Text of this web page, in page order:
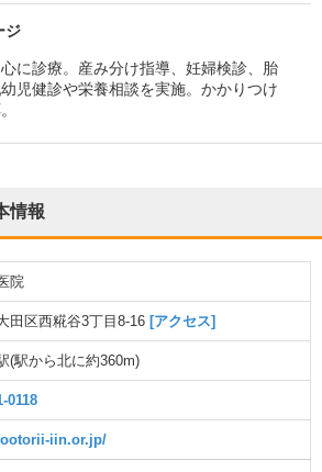
ジ
に診療。産み分け指導、妊婦検診、胎
児健診や栄養相談を実施。かかりつけ
情報
院
田区西糀谷3丁目8-16 [アクセス]
(駅から北に約360m)
0118
iin.or.jp/